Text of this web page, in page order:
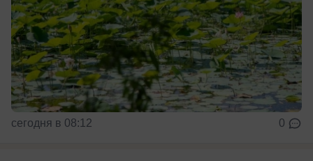
сегодня в 08:12 0